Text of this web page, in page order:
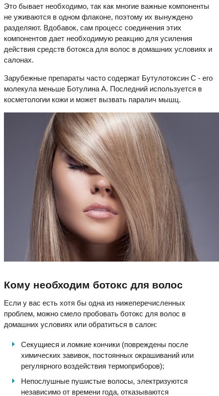
Это бывает необходимо, так как многие важные компоненты
не уживаются в одном флаконе, поэтому их вынуждено
разделяют. Вдобавок, сам процесс соединения этих
компонентов дает необходимую реакцию для усиления
действия средств ботокса для волос в домашних условиях и
салонах.
Зарубежные препараты часто содержат Бутулотоксин С - его
молекула меньше Ботулина А. Последний используется в
косметологии кожи и может вызвать паралич мышц.
Кому необходим ботокс для волос
Если у вас есть хотя бы одна из нижеперечисленных
проблем, можно смело пробовать ботокс для волос в
домашних условиях или обратиться в салон:
Секущиеся и ломкие кончики (повреждены после
химических завивок, постоянных окрашиваний или
регулярного воздействия термоприборов);
Непослушные пушистые волосы, электризуются
независимо от времени года, отказываются